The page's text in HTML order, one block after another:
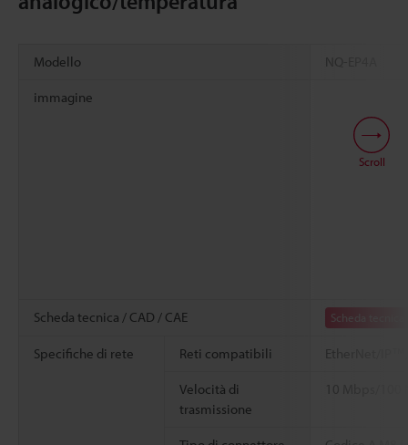
Modello
immagine
Scheda tecnica / CAD / CAE Scheda tecnica
Specifiche di rete Reti compatibili EtherNet/
Velocità di
trasmissione
Scroll